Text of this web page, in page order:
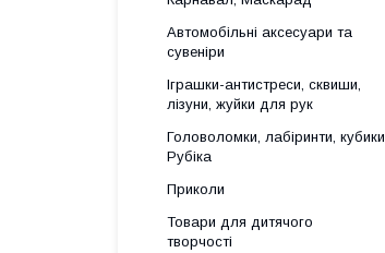
Автомобільні аксесуари та
сувеніри
Іграшки-антистреси, сквиши,
лізуни, жуйки для рук
Головоломки, лабіринти, кубики
Рубіка
Приколи
Товари для дитячого
творчості